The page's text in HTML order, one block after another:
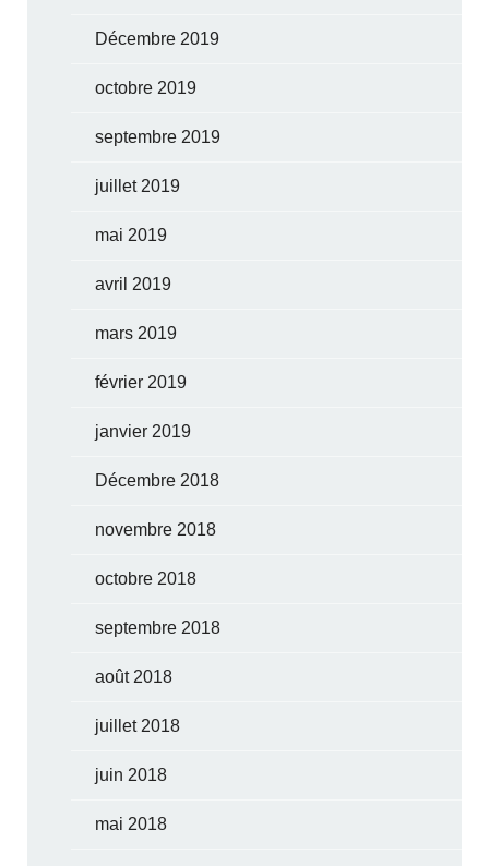
Décembre 2019
octobre 2019
septembre 2019
juillet 2019
mai 2019
avril 2019
mars 2019
février 2019
janvier 2019
Décembre 2018
novembre 2018
octobre 2018
septembre 2018
août 2018
juillet 2018
juin 2018
mai 2018